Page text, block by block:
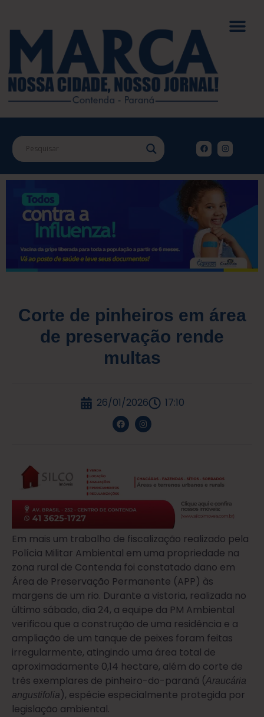
Corte de pinheiros em área
de preservação rende
multas
26/01/2026 17:10
Em mais um trabalho de fiscalização realizado pela
Polícia Militar Ambiental em uma propriedade na
zona rural de Contenda foi constatado dano em
Área de Preservação Permanente (APP) às
margens de um rio. Durante a vistoria, realizada no
último sábado, dia 24, a equipe da PM Ambiental
verificou que a construção de uma residência e a
ampliação de um tanque de peixes foram feitas
irregularmente, atingindo uma área total de
aproximadamente 0,14 hectare, além do corte de
três exemplares de pinheiro-do-paraná (Araucária
angustifolia), espécie especialmente protegida por
legislação ambiental.